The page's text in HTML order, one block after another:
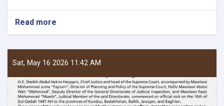
Read more
Judicial
of
the
Court
Visits
Takhar,
Sat, May 16 2026 11:42 AM